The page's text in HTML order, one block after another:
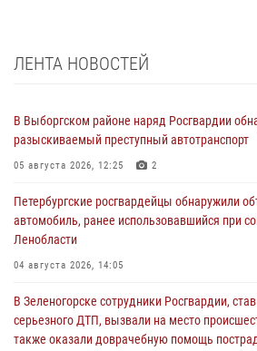
ЛЕНТА НОВОСТЕЙ
В Выборгском районе наряд Росгвардии
разыскиваемый преступный автотранспорт
05 августа 2026, 12:25 2
Петербургские росгвардейцы обнаружили
автомобиль, ранее использовавшийся при
Ленобласти
04 августа 2026, 14:05
В Зеленогорске сотрудники Росгвардии,
серьезного ДТП, вызвали на место
также оказали доврачебную помощь